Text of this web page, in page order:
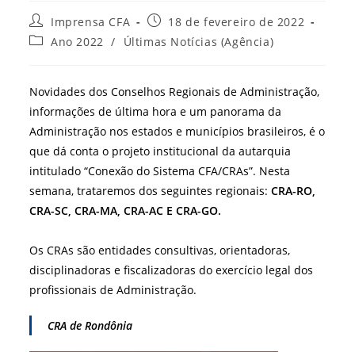
Autor
do
post:
Imprensa CFA
Post
publicado:
18 de fevereiro de 2022
Categoria
Ano 2022 / Últimas Notícias (Agência)
Novidades dos Conselhos Regionais de Administração,
informações de última hora e um panorama da
Administração nos estados e municípios brasileiros, é o
que dá conta o projeto institucional da autarquia
intitulado “Conexão do Sistema CFA/CRAs”. Nesta
semana, trataremos dos seguintes regionais:CRA-RO,
CRA-SC, CRA-MA, CRA-AC E CRA-GO.
Os CRAs são entidades consultivas, orientadoras,
disciplinadoras e fiscalizadoras do exercício legal dos
profissionais de Administração.
CRA de Rondônia